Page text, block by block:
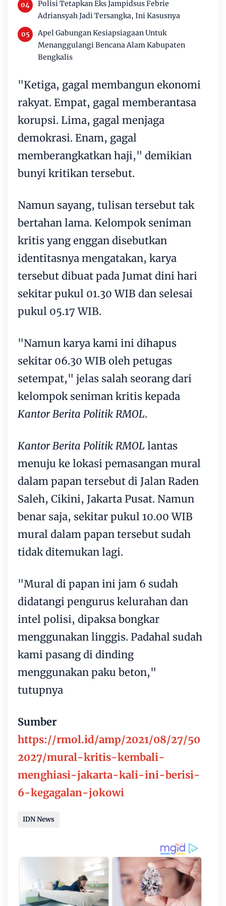
Polisi Tetapkan Eks Jampidsus Febrie
Adriansyah Jadi Tersangka, Ini Kasusnya
Apel Gabungan Kesiapsiagaan Untuk
Menanggulangi Bencana Alam Kabupaten
Bengkalis
"Ketiga, gagal membangun ekonomi
rakyat. Empat, gagal memberantasa
korupsi. Lima, gagal menjaga
demokrasi. Enam, gagal
memberangkatkan haji," demikian
bunyi kritikan tersebut.
Namun sayang, tulisan tersebut tak
bertahan lama. Kelompok seniman
kritis yang enggan disebutkan
identitasnya mengatakan, karya
tersebut dibuat pada Jumat dini hari
sekitar pukul 01.30 WIB dan selesai
pukul 05.17 WIB.
"Namun karya kami ini dihapus
sekitar 06.30 WIB oleh petugas
setempat," jelas salah seorang dari
kelompok seniman kritis kepada
Kantor Berita Politik RMOL.
Kantor Berita Politik RMOL lantas
menuju ke lokasi pemasangan mural
dalam papan tersebut di Jalan Raden
Saleh, Cikini, Jakarta Pusat. Namun
benar saja, sekitar pukul 10.00 WIB
mural dalam papan tersebut sudah
tidak ditemukan lagi.
"Mural di papan ini jam 6 sudah
didatangi pengurus kelurahan dan
intel polisi, dipaksa bongkar
menggunakan linggis. Padahal sudah
kami pasang di dinding
menggunakan paku beton,"
tutupnya
Sumber
https://rmol.id/amp/2021/08/27/50
2027/mural-kritis-kembali-
menghiasi-jakarta-kali-ini-berisi-
6-kegagalan-jokowi
IDN News